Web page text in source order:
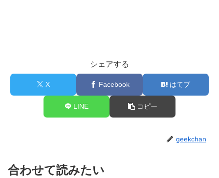
シェアする
X Facebook はてブ
LINE コピー
geekchan
合わせて読みたい